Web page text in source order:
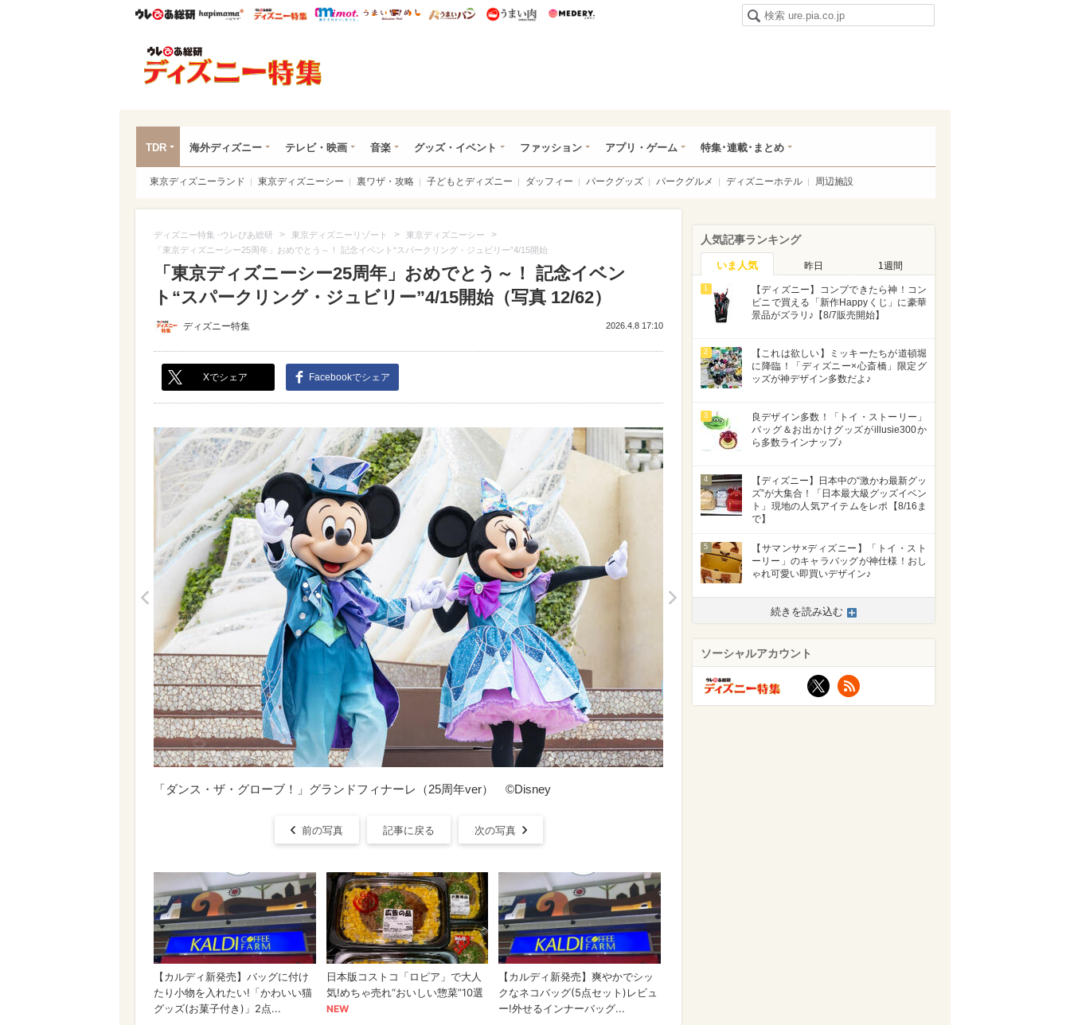
ウレぴあ総研ハピママ* ウレぴあ総研 ディズニー特集
mimot. うまいめし うまいパン うまい肉
TDR 海外ディズニー テレビ・映画 音楽 グッズ・イベント ファッション アプリ・ゲーム 特集･連載･まとめ
東京ディズニーランド 東京ディズニーシー 裏ワザ・攻略 子どもとディズニー ダッフィー パークグッズ パークグルメ ディズニーホテル 周辺施設
ディズニー特集 -ウレぴあ総研 > 東京ディズニーリゾート > 東京ディズニーシー >
「東京ディズニーシー25周年」おめでとう～！ 記念イベント“スパークリング・ジュビリー”4/15開始
「東京ディズニーシー25周年」おめでとう～！ 記念イベン
ト“スパークリング・ジュビリー”4/15開始（写真 12/62）
ディズニー特集 2026.4.8 17:10
Xでシェア Facebookでシェア
>
「ダンス・ザ・グローブ！」グランドフィナーレ（25周年ver） ©Disney
前の写真 記事に戻る 次の写真
人気記事ランキング
いま人気 昨日 1週間
1
【ディズニー】コンプできたら神！コン
ビニで買える「新作Happyくじ」に豪華
景品がズラリ♪【8/7販売開始】
2
【これは欲しい】ミッキーたちが道頓堀
に降臨！「ディズニー×心斎橋」限定グ
ッズが神デザイン多数だよ♪
3
良デザイン多数！「トイ・ストーリー」
バッグ＆お出かけグッズがillusie300か
ら多数ラインナップ♪
4
【ディズニー】日本中の“激かわ最新グッ
ズ”が大集合！「日本最大級グッズイベン
ト」現地の人気アイテムをレポ【8/16ま
で】
5
【サマンサ×ディズニー】「トイ・スト
ーリー」のキャラバッグが神仕様！おし
ゃれ可愛い即買いデザイン♪
続きを読み込む
ソーシャルアカウント
X